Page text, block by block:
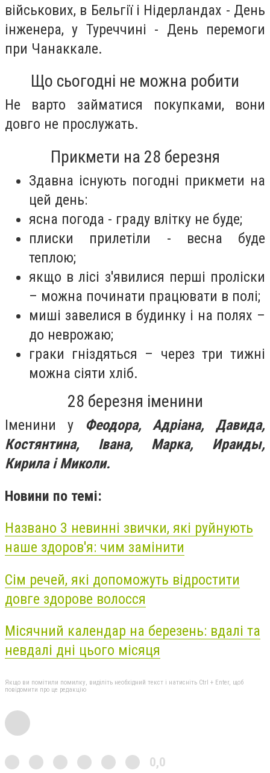
військових, в Бельгії і Нідерландах - День
інженера, у Туреччині - День перемоги
при Чанаккале.
Що сьогодні не можна робити
Не варто займатися покупками, вони
довго не прослужать.
Прикмети на 28 березня
Здавна існують погодні прикмети на
цей день:
ясна погода - граду влітку не буде;
плиски прилетіли - весна буде
теплою;
якщо в лісі з'явилися перші проліски
– можна починати працювати в полі;
миші завелися в будинку і на полях –
до неврожаю;
граки гніздяться – через три тижні
можна сіяти хліб.
28 березня іменини
Іменини у Феодора, Адріана, Давида,
Костянтина, Івана, Марка, Ираиды,
Кирила і Миколи.
Новини по темі:
Названо 3 невинні звички, які руйнують
наше здоров'я: чим замінити
Сім речей, які допоможуть відростити
довге здорове волосся
Місячний календар на березень: вдалі та
невдалі дні цього місяця
Якщо ви помітили помилку, виділіть необхідний текст і натисніть Ctrl + Enter, щоб
повідомити про це редакцію
0,0